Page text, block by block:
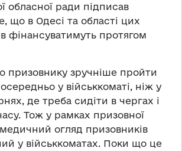
обласної ради підписав
що в Одесі та області цих
фінансуватимуть протягом
призовнику зручніше пройти
у військкоматі, ніж у
де треба сидіти в чергах і
Тож у рамках призовної
огляд призовників
у військкоматах. Поки що це